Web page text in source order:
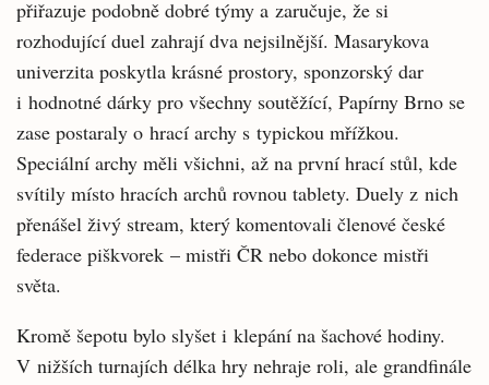
přiřazuje podobně dobré týmy a zaručuje, že si
rozhodující duel zahrají dva nejsilnější. Masarykova
univerzita poskytla krásné prostory, sponzorský dar
i hodnotné dárky pro všechny soutěžící, Papírny Brno se
zase postaraly o hrací archy s typickou mřížkou.
Speciální archy měli všichni, až na první hrací stůl, kde
svítily místo hracích archů rovnou tablety. Duely z nich
přenášel živý stream, který komentovali členové české
federace piškvorek – mistři ČR nebo dokonce mistři
světa.
Kromě šepotu bylo slyšet i klepání na šachové hodiny.
V nižších turnajích délka hry nehraje roli, ale grandfinále